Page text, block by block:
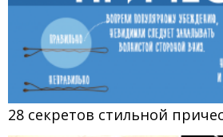
28 секретов стильной